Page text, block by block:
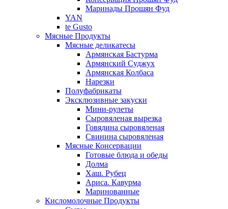
Маринады Прошян Фуд
YAN
te Gusto
Мясные Продукты
Мясные деликатесы
Армянская Бастурма
Армянский Суджух
Армянская Колбаса
Нарезки
Полуфабрикаты
Эксклюзивные закуски
Мини-рулеты
Сыровяленая вырезка
Говядина сыровяленая
Свинина сыровяленая
Мясные Консервации
Готовые блюда и обеды
Долма
Хаш. Рубец
Ариса. Кавурма
Маринованные
Кисломолочные Продукты